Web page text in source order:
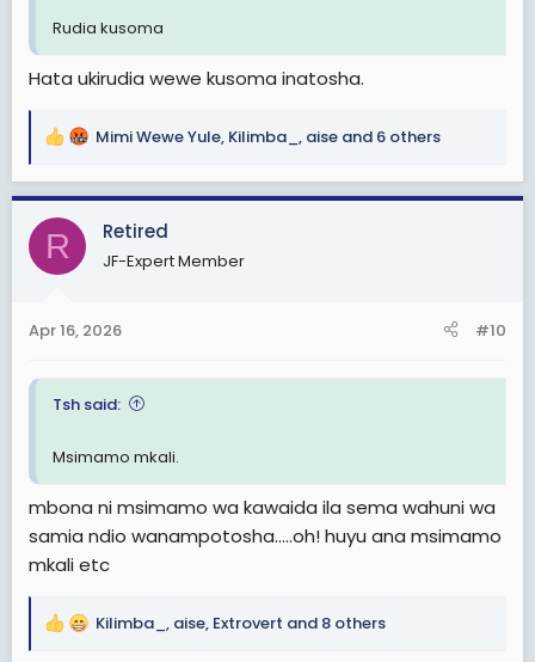
Rudia kusoma
Hata ukirudia wewe kusoma inatosha.
R
a
c
i
s
Mimi Wewe Yule, Kilimba_ , aise and 6 others
R Retired
JF-Expert Member
Apr 16, 2026 #10
Tsh said:
Msimamo mkali.
mbona ni msimamo wa kawaida ila sema wahuni wa
samia ndio wanampotosha.....oh! huyu ana msimamo
mkali etc
R
Kilimba_ , aise, Extrovert and 8 others